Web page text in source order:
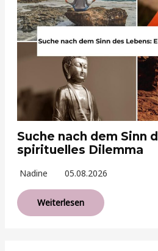
Suche nach dem Sinn
spirituelles Dilemma
Nadine 05.08.2026
Weiterlesen